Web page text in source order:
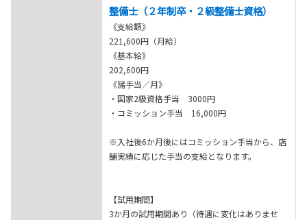
整備士（２年制卒・２級整備士資格）
《支給額》
221,600円（月給）
《基本給》
202,600円
《諸手当／月》
・国家2級資格手当 3000円
・コミッション手当 16,000円
※入社後6か月後にはコミッション手当から、店
舗実績に応じた手当の支給となります。
【試用期間】
3か月の試用期間あり（待遇に変化はありませ